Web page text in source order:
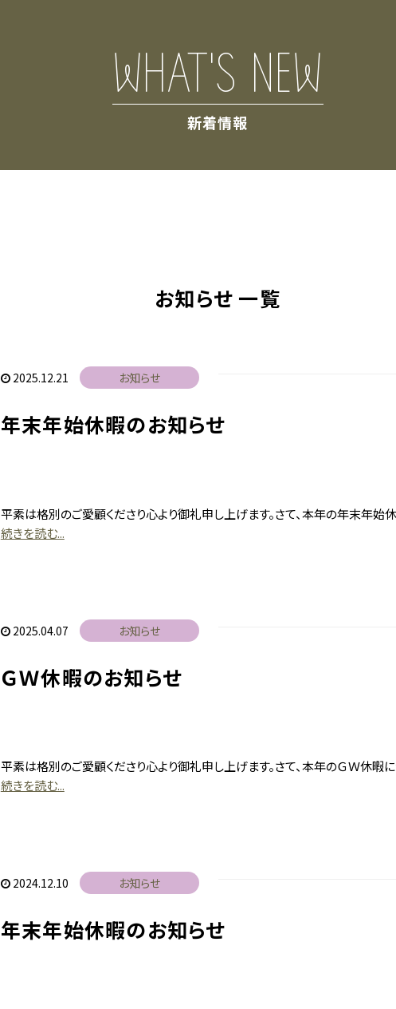
WHAT'S NEW
新着情報
お知らせ 一覧
2025.12.21 お知らせ
年末年始休暇のお知らせ
平素は格別のご愛顧くださり心より御礼申し上げます。さて、本年の年末年始
続きを読む...
2025.04.07 お知らせ
ＧＷ休暇のお知らせ
平素は格別のご愛顧くださり心より御礼申し上げます。さて、本年のＧＷ休暇
続きを読む...
2024.12.10 お知らせ
年末年始休暇のお知らせ